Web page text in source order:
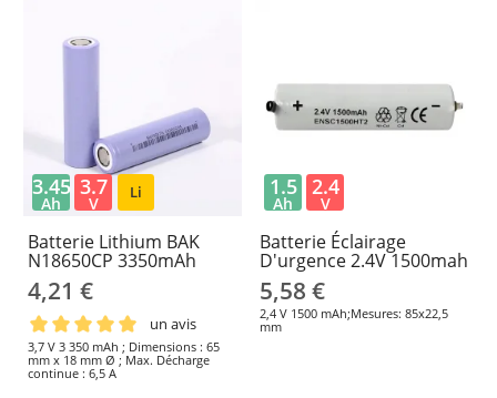
Batterie Lithium BAK
N18650CP 3350mAh
4,21 €
un avis
3,7 V 3 350 mAh ; Dimensions : 65
mm x 18 mm Ø ; Max. Décharge
continue : 6,5 A
3.45
Ah
3.7
V
Li
Batterie Éclairage
D'urgence 2.4V 1500mah
5,58 €
2,4 V 1500 mAh;Mesures: 85x22,5
mm
1.5
Ah
2.4
V